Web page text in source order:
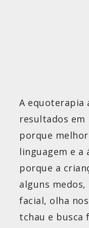
A equoterapia
resultados
porque
linguagem e a
porque a
alguns
facial, olha
tchau e busca